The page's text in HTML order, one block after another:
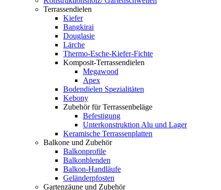
Terrassendielen
Kiefer
Bangkirai
Douglasie
Lärche
Thermo-Esche-Kiefer-Fichte
Komposit-Terrassendielen
Megawood
Apex
Bodendielen Spezialitäten
Kebony
Zubehör für Terrassenbeläge
Befestigung
Unterkonstruktion Alu und Lager
Keramische Terrassenplatten
Balkone und Zubehör
Balkonprofile
Balkonblenden
Balkon-Handläufe
Geländerpfosten
Gartenzäune und Zubehör